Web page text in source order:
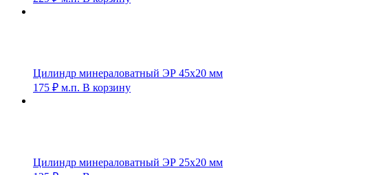
Цилиндр минераловатный ЭР 45х20 мм
175 ₽ м.п. В корзину
Цилиндр минераловатный ЭР 25х20 мм